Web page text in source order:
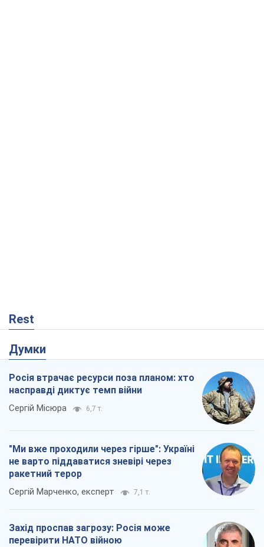
Rest
Думки
Росія втрачає ресурси поза планом: хто
насправді диктує темп війни
Сергій Місюра 6,7 т.
"Ми вже проходили через гірше": Україні
не варто піддаватися зневірі через
ракетний терор
Сергій Марченко, експерт 7,1 т.
Захід проспав загрозу: Росія може
перевірити НАТО війною